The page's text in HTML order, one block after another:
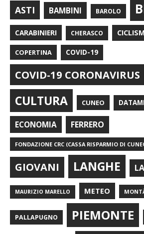
ASTI BAMBINI BAROLO
CARABINIERI CHERASCO
COPERTINA COVID-19
COVID-19 CORONAVIRUS
CULTURA CUNEO
ECONOMIA FERRERO
FONDAZIONE CRC (CASSA RISPARMIO DI
GIOVANI LANGHE
MAURIZIO MARELLO METEO
PALLAPUGNO PIEMONTE